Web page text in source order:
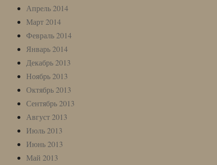
Апрель 2014
Март 2014
Февраль 2014
Январь 2014
Декабрь 2013
Ноябрь 2013
Октябрь 2013
Сентябрь 2013
Август 2013
Июль 2013
Июнь 2013
Май 2013